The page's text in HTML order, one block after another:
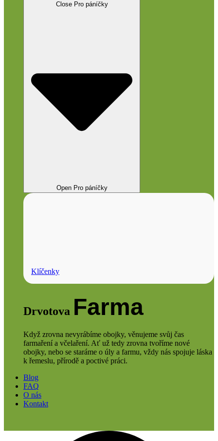
Close Pro páníčky
Open Pro páníčky
Klíčenky
Drvotova Farma
Když zrovna nevyrábíme obojky, věnujeme svůj čas
farmaření a včelaření. Ať už tedy zrovna tvoříme nové
obojky, nebo se staráme o úly a farmu, vždy nás spojuje láska
k řemeslu, přírodě a poctivé práci.
Blog
FAQ
O nás
Kontakt